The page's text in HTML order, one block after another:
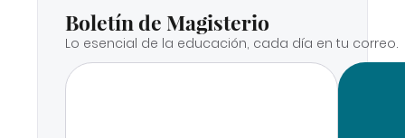
Boletín de Magisterio
Lo esencial de la educación, cada día en tu correo.